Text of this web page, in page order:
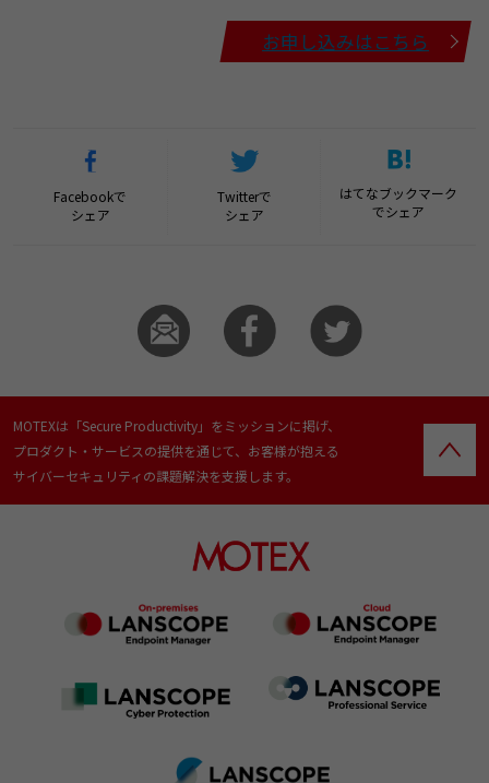
お申し込みはこちら
Facebookで
シェア
Twitterで
シェア
はてなブックマーク
でシェア
MOTEXは「Secure Productivity」をミッションに掲げ、
プロダクト・サービスの提供を通じて、お客様が抱える
サイバーセキュリティの課題解決を支援します。